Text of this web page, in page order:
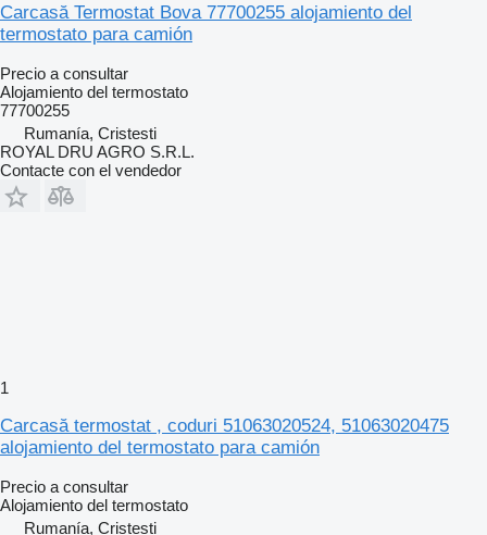
Carcasă Termostat Bova 77700255 alojamiento del
termostato para camión
Precio a consultar
Alojamiento del termostato
77700255
Rumanía, Cristesti
ROYAL DRU AGRO S.R.L.
Contacte con el vendedor
1
Carcasă termostat , coduri 51063020524, 51063020475
alojamiento del termostato para camión
Precio a consultar
Alojamiento del termostato
Rumanía, Cristesti